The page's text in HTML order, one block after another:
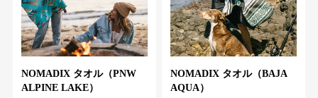
NOMADIX タオル（PNW
ALPINE LAKE）
NOMADIX タオル（BAJA
AQUA）